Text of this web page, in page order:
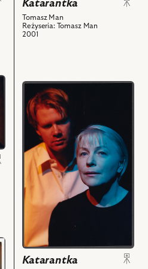
Jarosław
Kilian
nim
obiektów
Katarantka
Tomasz Man
Reżyseria: Tomasz Man
2001
przejdź
do
obiektu
Katarantka,
zdjęciu:
Halina
Łabonarska
-
Katarantka,
Dominik
Łoś
-
Chłopiec,
Katarantka